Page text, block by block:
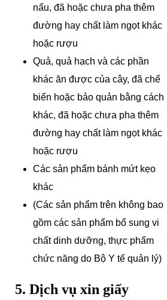
nấu, đã hoặc chưa pha thêm
đường hay chất làm ngọt khác
hoặc rượu
Quả, quả hạch và các phần
khác ăn được của cây, đã chế
biến hoặc bảo quản bằng cách
khác, đã hoặc chưa pha thêm
đường hay chất làm ngọt khác
hoặc rượu
Các sản phẩm bánh mứt kẹo
khác
(Các sản phẩm trên không bao
gồm các sản phẩm bổ sung vi
chất dinh dưỡng, thực phẩm
chức năng do Bộ Y tế quản lý)
5. Dịch vụ xin giấy